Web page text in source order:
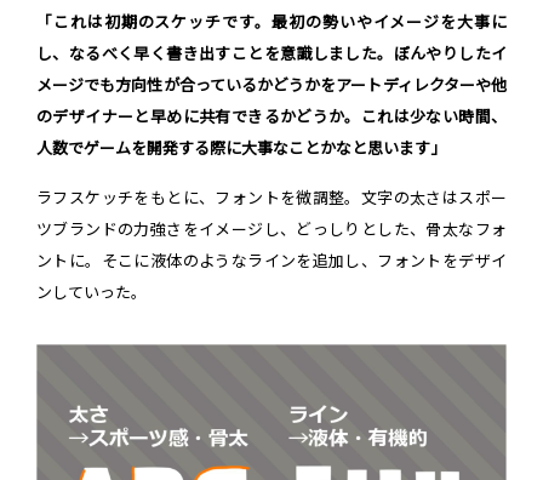
「これは初期のスケッチです。最初の勢いやイメージを大事に
し、なるべく早く書き出すことを意識しました。ぼんやりしたイ
メージでも方向性が合っているかどうかをアートディレクターや他
のデザイナーと早めに共有できるかどうか。これは少ない時間、
人数でゲームを開発する際に大事なことかなと思います」
ラフスケッチをもとに、フォントを微調整。文字の太さはスポー
ツブランドの力強さをイメージし、どっしりとした、骨太なフォ
ントに。そこに液体のようなラインを追加し、フォントをデザイ
ンしていった。